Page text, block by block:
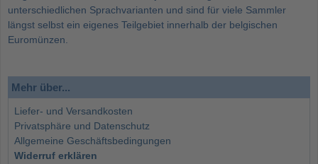
unterschiedlichen Sprachvarianten und sind für viele Sammler
längst selbst ein eigenes Teilgebiet innerhalb der belgischen
Euromünzen.
Mehr über...
Liefer- und Versandkosten
Privatsphäre und Datenschutz
Allgemeine Geschäftsbedingungen
Widerruf erklären